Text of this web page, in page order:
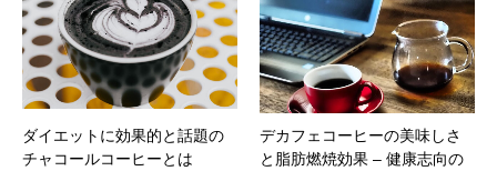
ダイエットに効果的と話題の
チャコールコーヒーとは
デカフェコーヒーの美味しさ
と脂肪燃焼効果 – 健康志向の